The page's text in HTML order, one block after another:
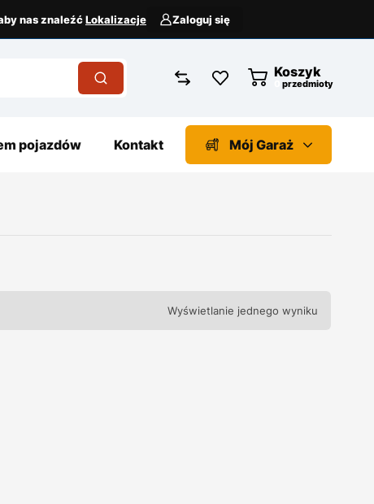
nas znaleźćLokalizacje Zaloguj się
Koszyk
przedmioty
pojazdów Kontakt Mój Garaż
Wyświetlanie jednego wyniku